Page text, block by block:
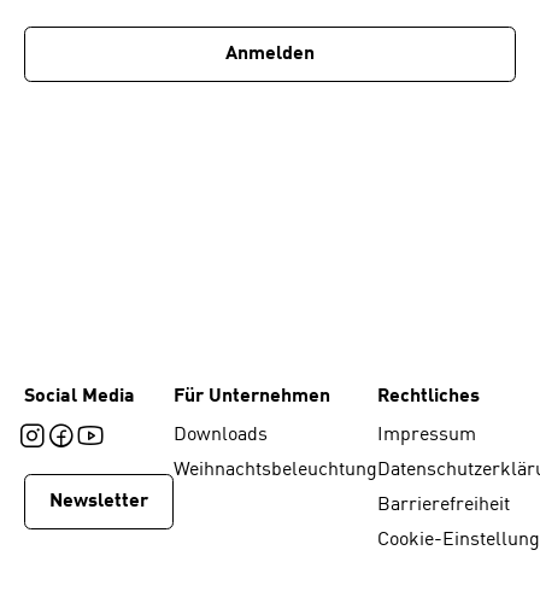
Anmelden
Social Media
Newsletter
Für Unternehmen
Downloads
Weihnachtsbeleuchtung
Rechtliches
Impressum
Barrierefreiheit
Cookie-